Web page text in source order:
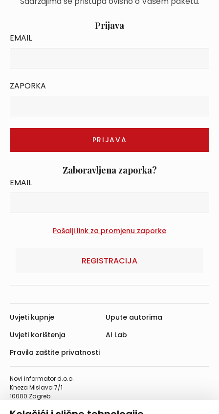
Prijava
EMAIL
ZAPORKA
Zaboravljena zaporka?
EMAIL
REGISTRACIJA
Novi informator d.o.o.
Kneza Mislava 7/1
10000 Zagreb
Uvjeti kupnje
Uvjeti korištenja
Pravila zaštite privatnosti
Upute autorima
AI Lab